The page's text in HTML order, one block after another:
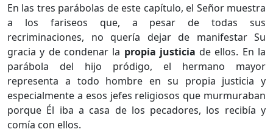
En las tres parábolas de este capítulo, el Señor muestra
a los fariseos que, a pesar de todas sus
recriminaciones, no quería dejar de manifestar Su
gracia y de condenar la propia justicia de ellos. En la
parábola del hijo pródigo, el hermano mayor
representa a todo hombre en su propia justicia y
especialmente a esos jefes religiosos que murmuraban
porque Él iba a casa de los pecadores, los recibía y
comía con ellos.